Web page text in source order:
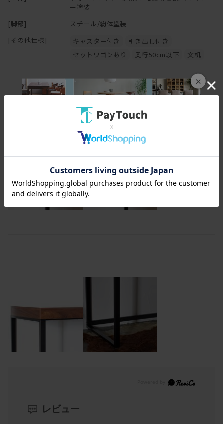
×
→2名いれば約10分、1人の場合は15分から20分程度
組み立てに必要な工具は付属しております。
椅子の高さはどれぐらいがいいでしょうか？
42-45cm程度がよいかと思われます。
指紋が目立つタイプでしょうか？
→製造元に改めて確認いたしましたところ、
指紋はあまり目立たず軽く触るだけでは
（※感じ方には個人差がございます）
ぐらつきはどうでしょうか？
→まったく揺れないということはございませんが、
サイドワゴンの引き出しは
ー塗装
[脚部]
スチール/紛体塗装
[その他仕様]
キャスター付き
引き出し付き
セットワゴンあり
奥行50cm以下 文机
レビュー